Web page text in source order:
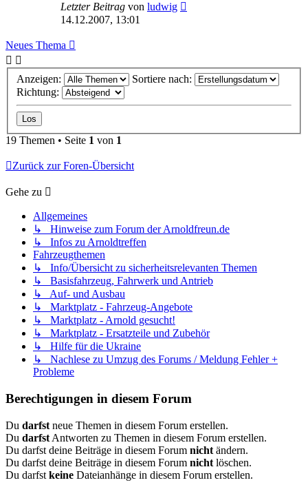
Letzter Beitrag von ludwig
14.12.2007, 13:01
Neues Thema
Anzeigen:
Sortiere nach:
Richtung:
19 Themen • Seite 1 von 1
Zurück zur Foren-Übersicht
Gehe zu
Allgemeines
↳ Hinweise zum Forum der Arnoldfreun.de
↳ Infos zu Arnoldtreffen
Fahrzeugthemen
↳ Info/Übersicht zu sicherheitsrelevanten Themen
↳ Basisfahrzeug, Fahrwerk und Antrieb
↳ Auf- und Ausbau
↳ Marktplatz - Fahrzeug-Angebote
↳ Marktplatz - Arnold gesucht!
↳ Marktplatz - Ersatzteile und Zubehör
↳ Hilfe für die Ukraine
↳ Nachlese zu Umzug des Forums / Meldung Fehler +
Probleme
Berechtigungen in diesem Forum
Du darfst neue Themen in diesem Forum erstellen.
Du darfst Antworten zu Themen in diesem Forum erstellen.
Du darfst deine Beiträge in diesem Forum nicht ändern.
Du darfst deine Beiträge in diesem Forum nicht löschen.
Du darfst keine Dateianhänge in diesem Forum erstellen.